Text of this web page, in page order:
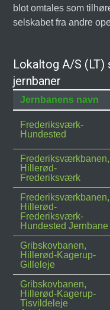
blot omtales som
selskabet fra andre
Lokaltog A/S
jernbaner
Jernbanens navn
Frederiksværk-
Hundested
Frederiksværkbanen,
Hillerød-
Frederiksværk
Frederiksværkbanen,
Hillerød-
Frederiksværk-
Hundested Jernbane
Gribskovbanen,
Hillerød-Kagerup-
Gilleleje
Gribskovbanen,
Hillerød-Kagerup-
Tisvildeleje